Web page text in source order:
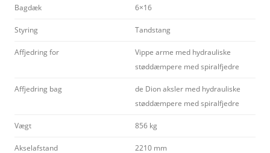
Bagdæk 6×16
Styring Tandstang
Affjedring for
Vippe arme med hydrauliske
støddæmpere med spiralfjedre
Affjedring bag
de Dion aksler med hydrauliske
støddæmpere med spiralfjedre
Vægt 856 kg
Akselafstand 2210 mm